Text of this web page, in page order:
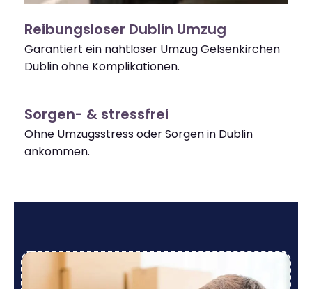
Reibungsloser Dublin Umzug
Garantiert ein nahtloser Umzug Gelsenkirchen
Dublin ohne Komplikationen.
Sorgen- & stressfrei
Ohne Umzugsstress oder Sorgen in Dublin
ankommen.